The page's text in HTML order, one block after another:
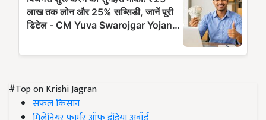
#Top on Krishi Jagran
सफल किसान